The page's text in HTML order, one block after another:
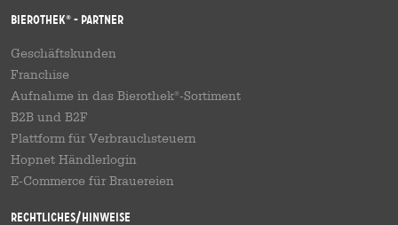
Bierothek® - Partner
Geschäftskunden
Franchise
Aufnahme in das Bierothek®-Sortiment
B2B und B2F
Plattform für Verbrauchsteuern
Hopnet Händlerlogin
E-Commerce für Brauereien
Rechtliches/Hinweise